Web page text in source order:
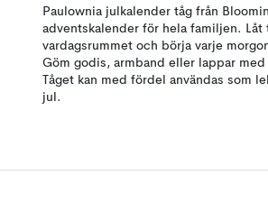
Paulownia julkalender tåg från
adventskalender för hela familjen. Låt
vardagsrummet och börja varje
Göm godis, armband eller lappar
Tåget kan med fördel användas som
jul.